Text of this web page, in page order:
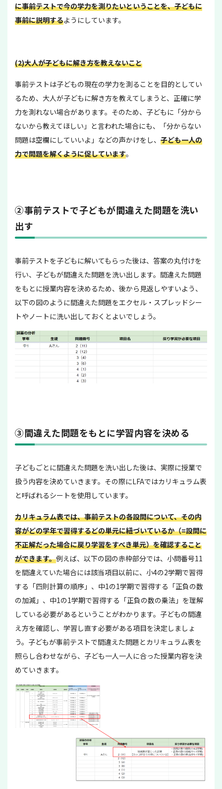
に事前テストで今の学力を測りたいということを、子どもに
事前に説明するようにしています。
(2)大人が子どもに解き方を教えないこと
事前テストは子どもの現在の学力を測ることを目的としてい
るため、大人が子どもに解き方を教えてしまうと、正確に学
力を測れない場合があります。そのため、子どもに「分から
ないから教えてほしい」と言われた場合にも、「分からない
問題は空欄にしていいよ」などの声かけをし、 子ども一人の
力で問題を解くように促しています。
②事前テストで子どもが間違えた問題を洗い
出す
事前テストを子どもに解いてもらった後は、答案の丸付けを
行い、子どもが間違えた問題を洗い出します。間違えた問題
をもとに授業内容を決めるため、後から見返しやすいよう、
以下の図のように間違えた問題をエクセル・スプレッドシー
トやノートに洗い出しておくとよいでしょう。
③間違えた問題をもとに学習内容を決める
子どもごとに間違えた問題を洗い出した後は、実際に授業で
扱う内容を決めていきます。その際にLFAではカリキュラム表
と呼ばれるシートを使用しています。
カリキュラム表では、事前テストの各設問について、その内
容がどの学年で習得するどの単元に紐づいているか（=設問に
不正解だった場合に戻り学習をすべき単元）を確認すること
ができます。例えば、以下の図の赤枠部分では、小問番号11
を間違えていた場合には該当項目以前に、小4の2学期で習得
する「四則計算の順序」、中1の1学期で習得する「正負の数
の加減」、中1の1学期で習得する「正負の数の乗法」を理解
している必要があるということがわかります。子どもの間違
え方を確認し、学習し直す必要がある項目を決定しましょ
う。子どもが事前テストで間違えた問題とカリキュラム表を
照らし合わせながら、子ども一人一人に合った授業内容を決
めていきます。